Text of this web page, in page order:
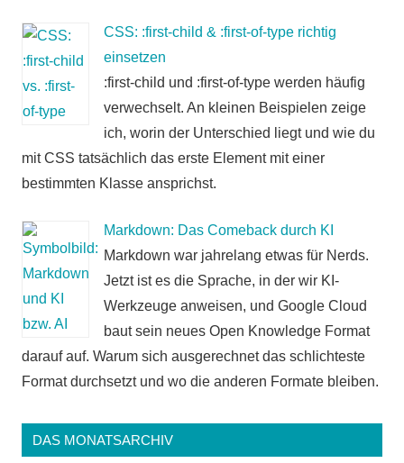
CSS: :first-child & :first-of-type richtig
einsetzen
:first-child und :first-of-type werden häufig
verwechselt. An kleinen Beispielen zeige
ich, worin der Unterschied liegt und wie du
mit CSS tatsächlich das erste Element mit einer
bestimmten Klasse ansprichst.
Markdown: Das Comeback durch KI
Markdown war jahrelang etwas für Nerds.
Jetzt ist es die Sprache, in der wir KI-
Werkzeuge anweisen, und Google Cloud
baut sein neues Open Knowledge Format
darauf auf. Warum sich ausgerechnet das schlichteste
Format durchsetzt und wo die anderen Formate bleiben.
DAS MONATSARCHIV